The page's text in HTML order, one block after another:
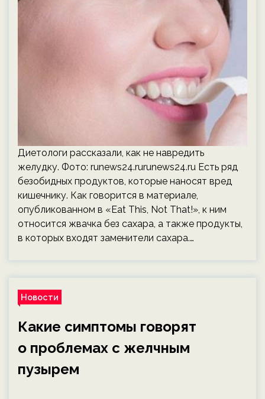
Диетологи рассказали, как не навредить
желудку. Фото: runews24.rurunews24.ru Есть ряд
безобидных продуктов, которые наносят вред
кишечнику. Как говорится в материале,
опубликованном в «Eat This, Not That!», к ним
относится жвачка без сахара, а также продукты,
в которых входят заменители сахара.…
Новости
Какие симптомы говорят
о проблемах с желчным
пузырем